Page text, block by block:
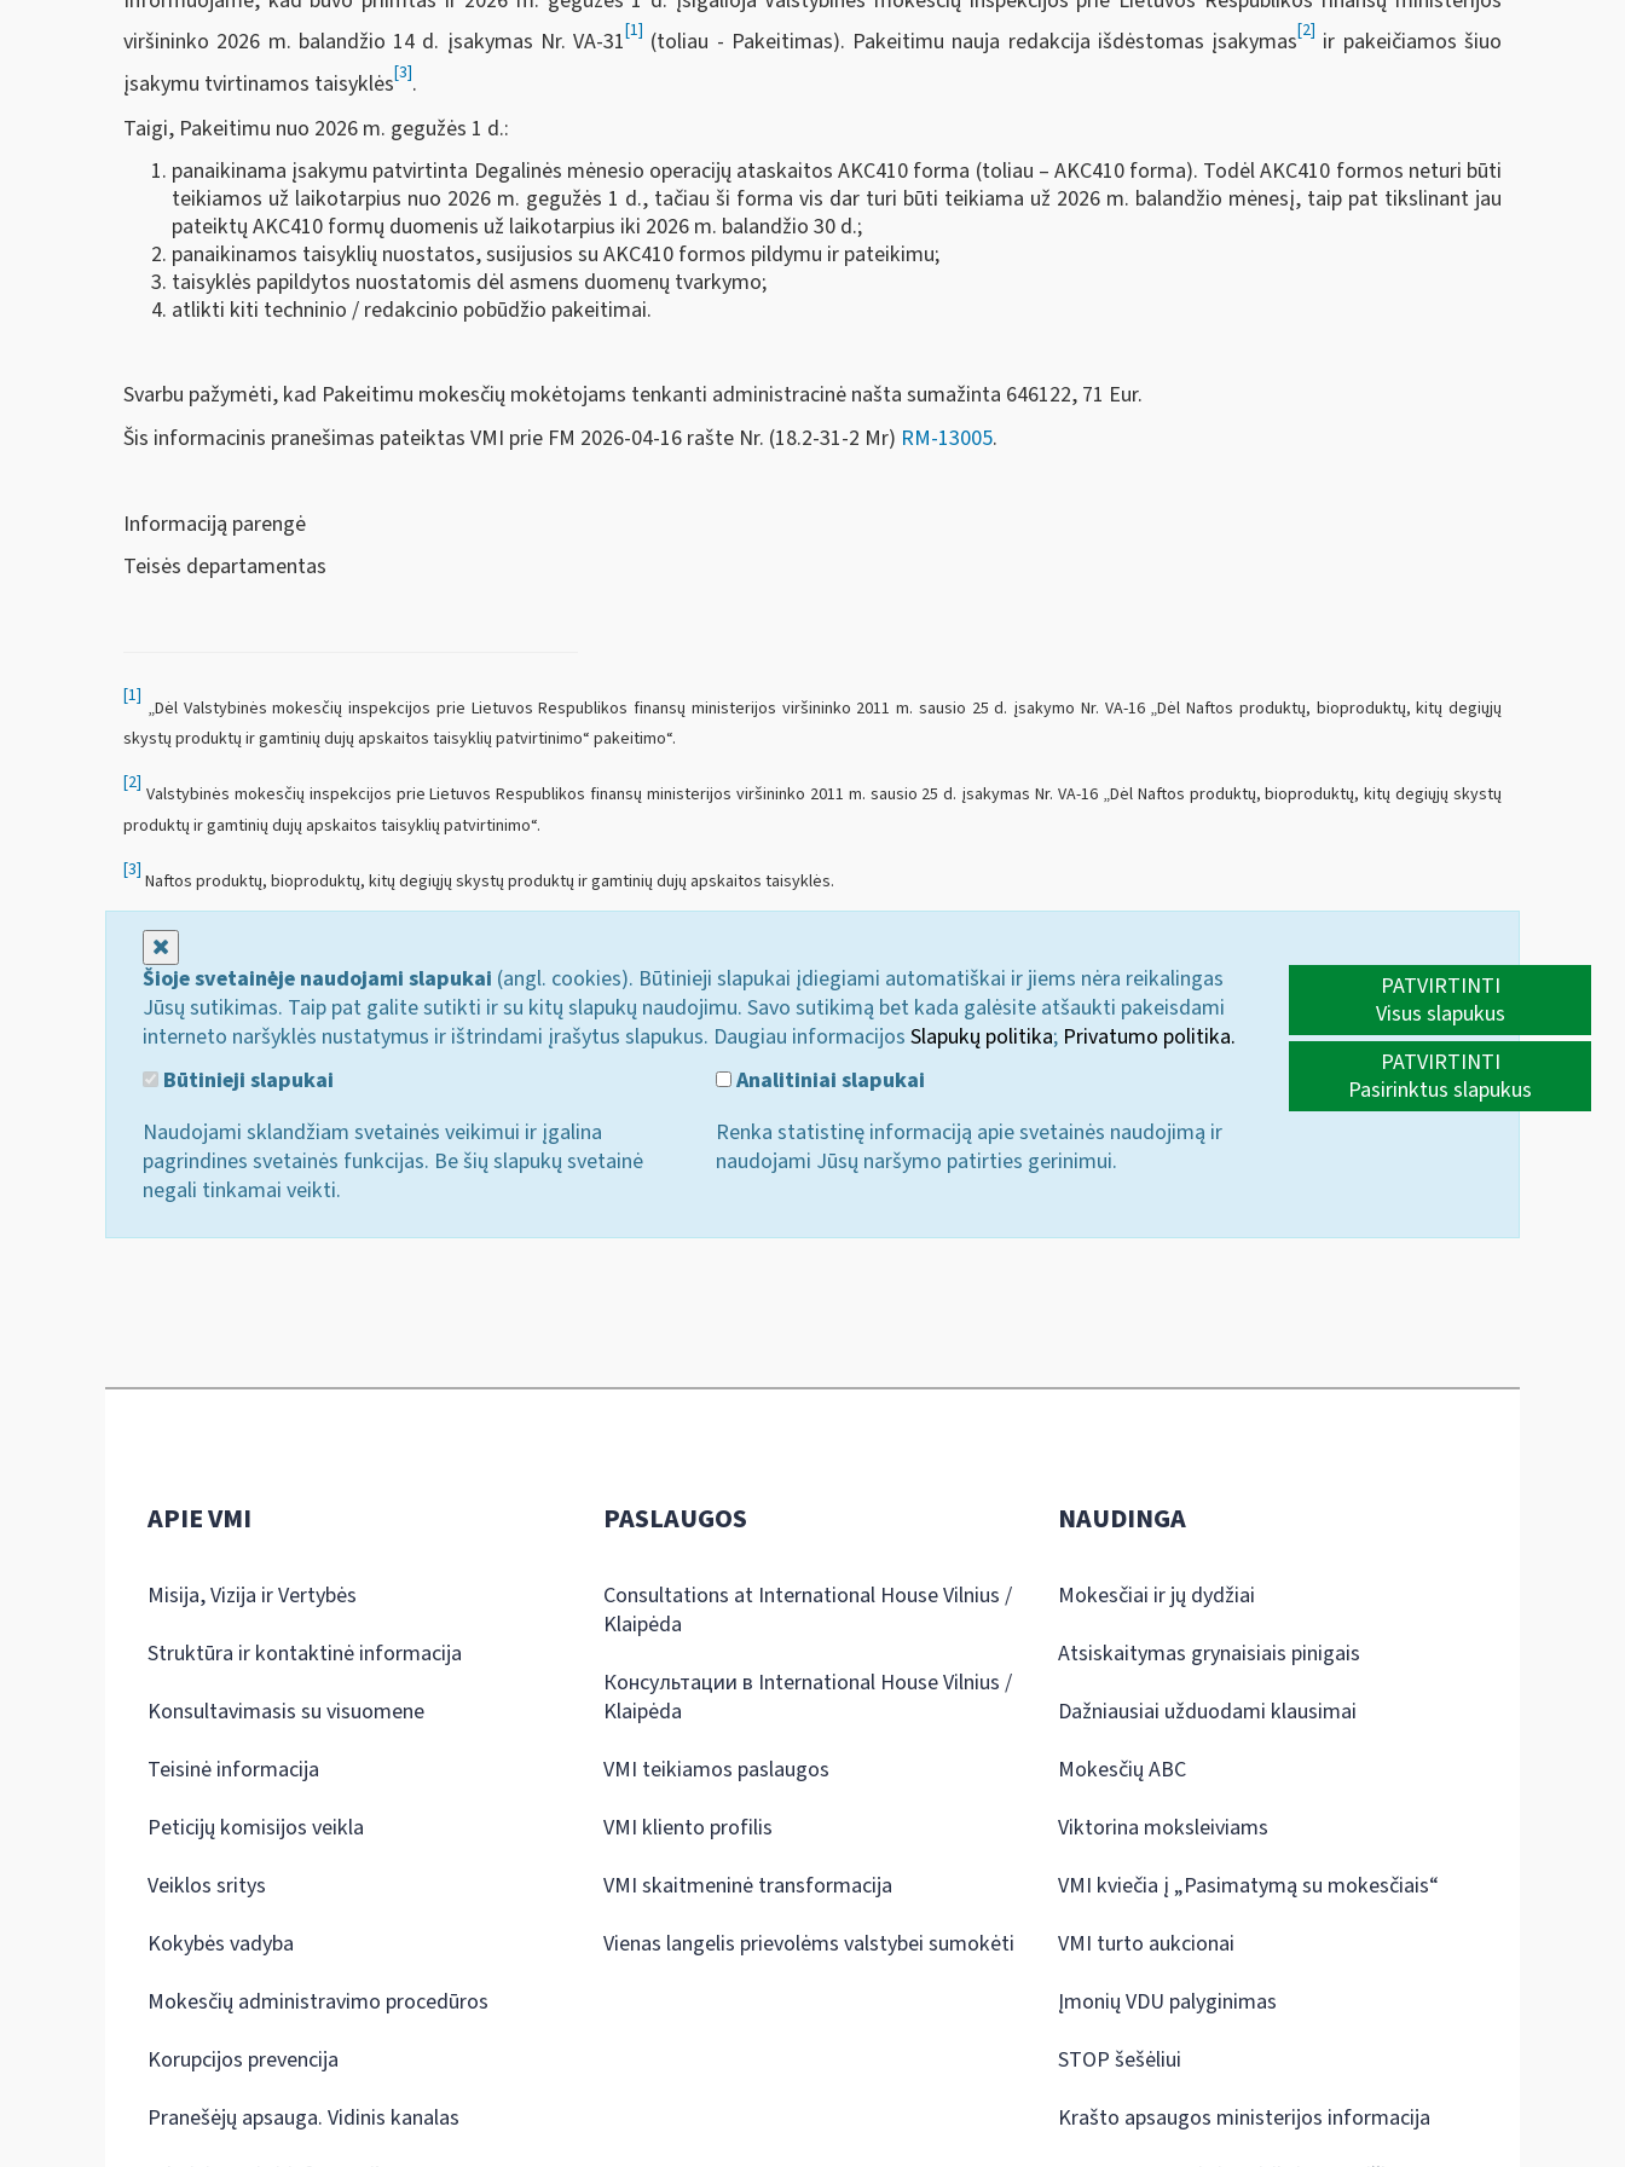
viršininko 2026 m. balandžio 14 d. įsakymas Nr. VA-31[1] (toliau - Pakeitimas). Pakeitimu nauja redakcija išdėstomas įsakymas[2] ir pakeičiamos šiuo
įsakymu tvirtinamos taisyklės[3].
Taigi, Pakeitimu nuo 2026 m. gegužės 1 d.:
panaikinama įsakymu patvirtinta Degalinės mėnesio operacijų ataskaitos AKC410 forma (toliau – AKC410 forma). Todėl AKC410 formos neturi būti
teikiamos už laikotarpius nuo 2026 m. gegužės 1 d., tačiau ši forma vis dar turi būti teikiama už 2026 m. balandžio mėnesį, taip pat tikslinant jau
pateiktų AKC410 formų duomenis už laikotarpius iki 2026 m. balandžio 30 d.;
panaikinamos taisyklių nuostatos, susijusios su AKC410 formos pildymu ir pateikimu;
taisyklės papildytos nuostatomis dėl asmens duomenų tvarkymo;
atlikti kiti techninio / redakcinio pobūdžio pakeitimai.
Svarbu pažymėti, kad Pakeitimu mokesčių mokėtojams tenkanti administracinė našta sumažinta 646122, 71 Eur.
Šis informacinis pranešimas pateiktas VMI prie FM 2026-04-16 rašte Nr. (18.2-31-2 Mr) RM-13005.
Informaciją parengė
Teisės departamentas
[1]
„Dėl Valstybinės mokesčių inspekcijos prie Lietuvos Respublikos finansų ministerijos viršininko 2011 m. sausio 25 d. įsakymo Nr. VA-16 „Dėl Naftos produktų, bioproduktų, kitų degiųjų
skystų produktų ir gamtinių dujų apskaitos taisyklių patvirtinimo“ pakeitimo“.
[2]
Valstybinės mokesčių inspekcijos prie Lietuvos Respublikos finansų ministerijos viršininko 2011 m. sausio 25 d. įsakymas Nr. VA-16 „Dėl Naftos produktų, bioproduktų, kitų degiųjų skystų
produktų ir gamtinių dujų apskaitos taisyklių patvirtinimo“.
[3]
Naftos produktų, bioproduktų, kitų degiųjų skystų produktų ir gamtinių dujų apskaitos taisyklės.
Šioje svetainėje naudojami slapukai (angl. cookies). Būtinieji slapukai įdiegiami automatiškai ir jiems nėra reikalingas
Jūsų sutikimas. Taip pat galite sutikti ir su kitų slapukų naudojimu. Savo sutikimą bet kada galėsite atšaukti pakeisdami
interneto naršyklės nustatymus ir ištrindami įrašytus slapukus. Daugiau informacijos Slapukų politika; Privatumo politika.
Būtinieji slapukai
Naudojami sklandžiam svetainės veikimui ir įgalina
pagrindines svetainės funkcijas. Be šių slapukų svetainė
negali tinkamai veikti.
Analitiniai slapukai
Renka statistinę informaciją apie svetainės naudojimą ir
naudojami Jūsų naršymo patirties gerinimui.
PATVIRTINTI
Visus slapukus
PATVIRTINTI
Pasirinktus slapukus
APIE VMI
Misija, Vizija ir Vertybės
Struktūra ir kontaktinė informacija
Konsultavimasis su visuomene
Teisinė informacija
Peticijų komisijos veikla
Veiklos sritys
Kokybės vadyba
Mokesčių administravimo procedūros
Korupcijos prevencija
Pranešėjų apsauga. Vidinis kanalas
PASLAUGOS
Consultations at International House Vilnius /
Klaipėda
Консультации в International House Vilnius /
Klaipėda
VMI teikiamos paslaugos
VMI kliento profilis
VMI skaitmeninė transformacija
Vienas langelis prievolėms valstybei sumokėti
NAUDINGA
Mokesčiai ir jų dydžiai
Atsiskaitymas grynaisiais pinigais
Dažniausiai užduodami klausimai
Mokesčių ABC
Viktorina moksleiviams
VMI kviečia į „Pasimatymą su mokesčiais“
VMI turto aukcionai
Įmonių VDU palyginimas
STOP šešėliui
Krašto apsaugos ministerijos informacija